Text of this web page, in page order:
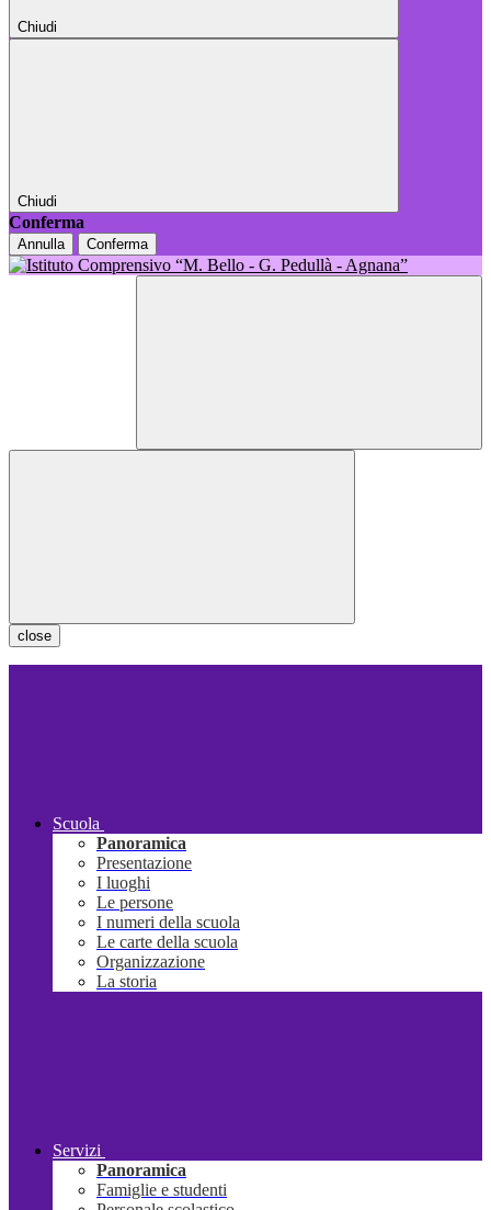
Chiudi
Chiudi
Conferma
Annulla Conferma
close
Scuola
Panoramica
Presentazione
I luoghi
Le persone
I numeri della scuola
Le carte della scuola
Organizzazione
La storia
Servizi
Panoramica
Famiglie e studenti